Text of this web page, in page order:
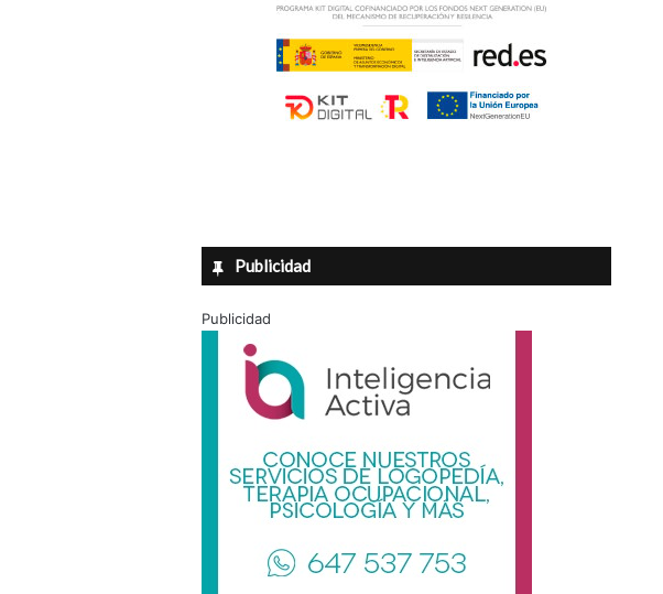
Publicidad
Publicidad